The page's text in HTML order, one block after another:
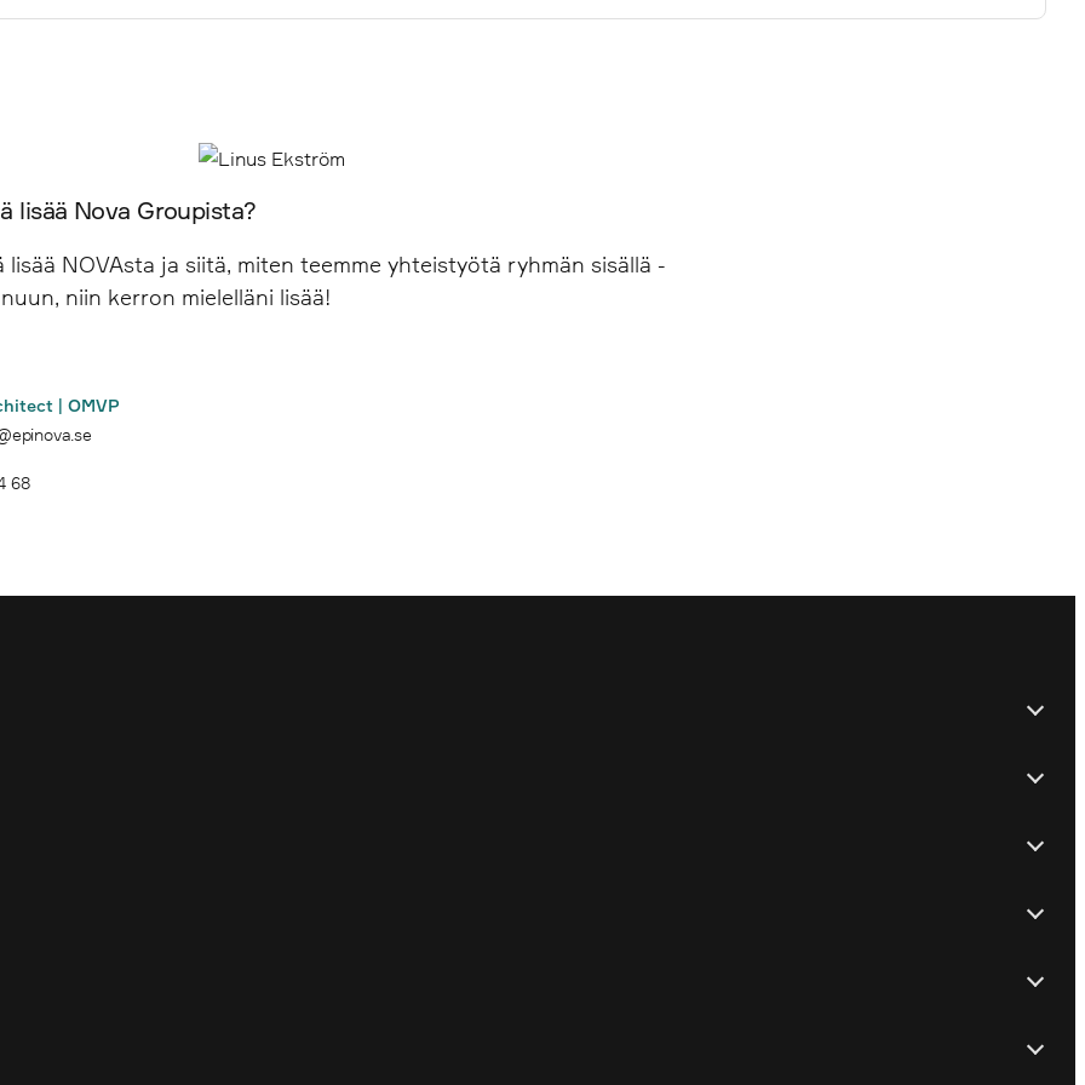
| OMVP
68
lisää Nova Groupista?
NOVAsta ja siitä, miten teemme yhteistyötä ryhmän sisällä -
niin kerron mielelläni lisää!